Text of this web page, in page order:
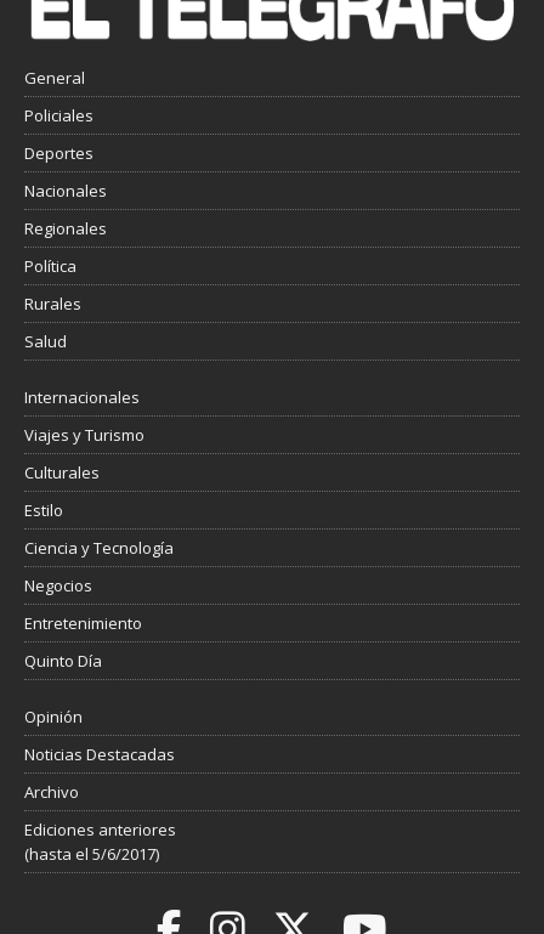
General
Policiales
Deportes
Nacionales
Regionales
Política
Rurales
Salud
Internacionales
Viajes y Turismo
Culturales
Estilo
Ciencia y Tecnología
Negocios
Entretenimiento
Quinto Día
Opinión
Noticias Destacadas
Archivo
Ediciones anteriores
(hasta el 5/6/2017)